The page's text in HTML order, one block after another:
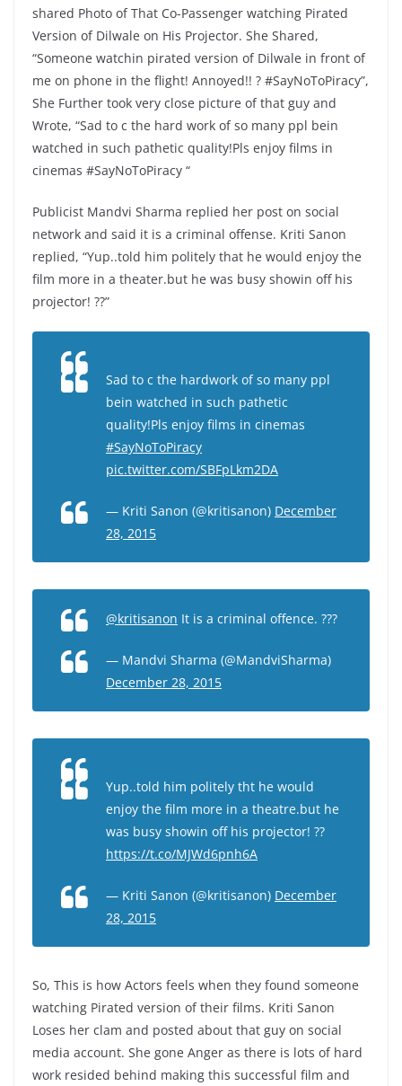
shared Photo of That Co-Passenger watching Pirated
Version of Dilwale on His Projector. She Shared,
“Someone watchin pirated version of Dilwale in front of
me on phone in the flight! Annoyed!! ? #SayNoToPiracy”,
She Further took very close picture of that guy and
Wrote, “Sad to c the hard work of so many ppl bein
watched in such pathetic quality!Pls enjoy films in
cinemas #SayNoToPiracy “
Publicist Mandvi Sharma replied her post on social
network and said it is a criminal offense. Kriti Sanon
replied, “Yup..told him politely that he would enjoy the
film more in a theater.but he was busy showin off his
projector! ??”
Sad to c the hardwork of so many ppl
bein watched in such pathetic
quality!Pls enjoy films in cinemas
#SayNoToPiracy
pic.twitter.com/SBFpLkm2DA
— Kriti Sanon (@kritisanon) December
28, 2015
@kritisanon It is a criminal offence. ???
— Mandvi Sharma (@MandviSharma)
December 28, 2015
Yup..told him politely tht he would
enjoy the film more in a theatre.but he
was busy showin off his projector! ??
https://t.co/MJWd6pnh6A
— Kriti Sanon (@kritisanon) December
28, 2015
So, This is how Actors feels when they found someone
watching Pirated version of their films. Kriti Sanon
Loses her clam and posted about that guy on social
media account. She gone Anger as there is lots of hard
work resided behind making this successful film and